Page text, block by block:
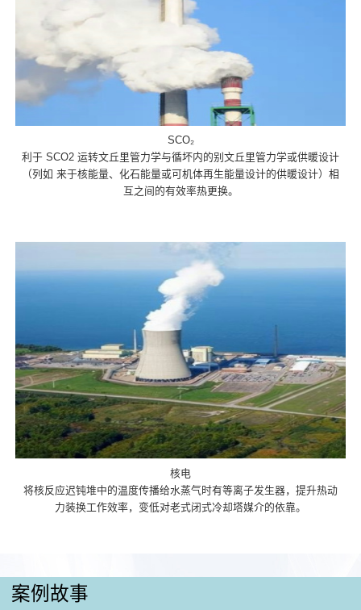
SCO₂
利于 SCO2 运转文丘里管力学与循坏内的别文丘里管力学或供暖设计
（列如 来于核能量、化石能量或可机体再生能量设计的供暖设计）相
互之间的有效率热更换。
核电
将核反应迟钝堆中的温度传播给水蒸气时有等离子发生器，提升热动
力装换工作效率，变低对老式闭式冷却塔媒介的依靠。
案例故事